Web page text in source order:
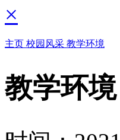
×
主页 校园风采 教学环境
教学环境